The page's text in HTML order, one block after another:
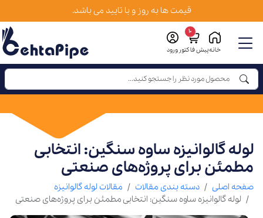
قیمت ها به روز و با تایید می باشد.
خانهپیش فاکتور
10
ورود
لوله گالوانیزه ساوه سنگین: انتخابی
مطمئن برای پروژه‌های صنعتی
صفحه اصلی دسته بندی مقالات
مقالات لوله گالوانیزه
لوله گالوانیزه ساوه سنگین: انتخابی مطمئن برای پروژه‌های صنعتی